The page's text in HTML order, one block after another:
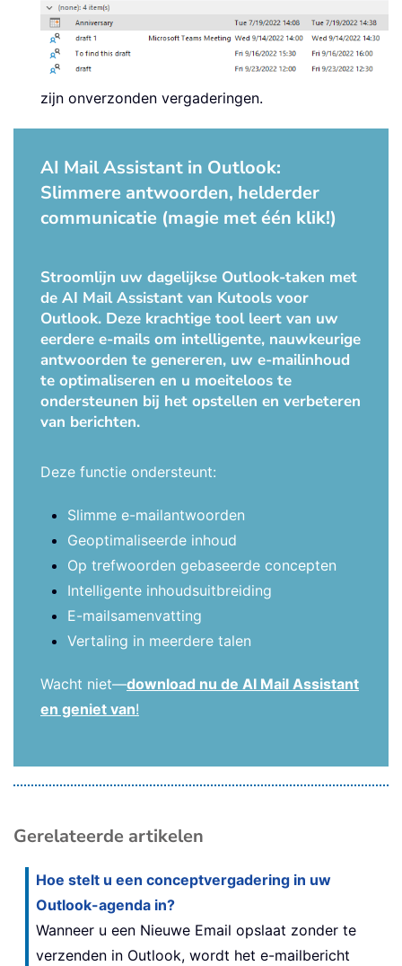
zijn onverzonden vergaderingen.
AI Mail Assistant in Outlook:
Slimmere antwoorden, helderder
communicatie (magie met één klik!)
Stroomlijn uw dagelijkse Outlook-taken met
de AI Mail Assistant van Kutools voor
Outlook. Deze krachtige tool leert van uw
eerdere e-mails om intelligente, nauwkeurige
antwoorden te genereren, uw e-mailinhoud
te optimaliseren en u moeiteloos te
ondersteunen bij het opstellen en verbeteren
van berichten.
Deze functie ondersteunt:
Slimme e-mailantwoorden
Geoptimaliseerde inhoud
Op trefwoorden gebaseerde concepten
Intelligente inhoudsuitbreiding
E-mailsamenvatting
Vertaling in meerdere talen
Wacht niet—download nu de AI Mail Assistant
en geniet van!
Gerelateerde artikelen
Hoe stelt u een conceptvergadering in uw
Outlook-agenda in?
Wanneer u een Nieuwe Email opslaat zonder te
verzenden in Outlook, wordt het e-mailbericht